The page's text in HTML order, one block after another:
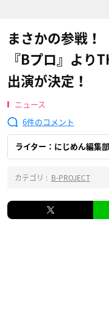
まさかの参戦！
『Bプロ』より
出演が決定！
ニュース
6
ライター：にじめん編集部
カテゴリ : B-PROJECT